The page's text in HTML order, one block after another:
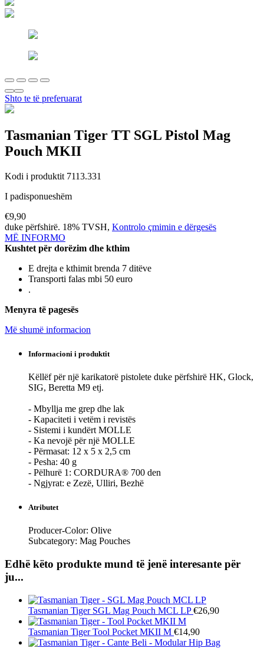
Shto te të preferuarat
Tasmanian Tiger TT SGL Pistol Mag
Pouch MKII
Kodi i produktit 7113.331
I padisponueshëm
€9,90
duke përfshirë. 18% TVSH, Kontrolo çmimin e dërgesës
MË INFORMO
Kushtet për dorëzim dhe kthim
E drejta e kthimit brenda 7 ditëve
Transporti falas mbi 50 euro
.
Menyra të pagesës
Më shumë informacion
Informacioni i produktit
Këllëf për një karikatorë pistolete duke përfshirë HK, Glock,
SIG, Beretta M9 etj.
- Mbyllja me grep dhe lak
- Kapaciteti i vetëm i revistës
- Sistemi i kundërt MOLLE
- Ka nevojë për një MOLLE
- Përmasat: 12 x 5 x 2,5 cm
- Pesha: 40 g
- Pëlhurë 1: CORDURA® 700 den
- Ngjyrat: e Zezë, Ulliri, Bezhë
Atributet
Producer-Color: Olive
Subcategory: Mag Pouches
Edhë këto produkte mund të jenë interesante për
ju...
Tasmanian Tiger SGL Mag Pouch MCL LP €26,90
Tasmanian Tiger Tool Pocket MKII M €14,90